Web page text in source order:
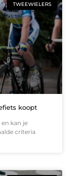
TWEEWIELERS
koopt
kan je
criteria